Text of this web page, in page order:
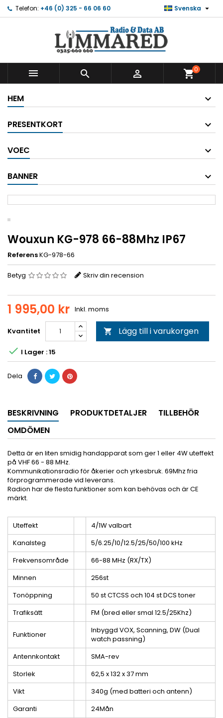
Telefon: +46 (0) 325 - 66 06 60 Svenska 
   shopping_cart0
HEM
PRESENTKORT
VOEC
BANNER
Wouxun KG-978 66-88Mhz IP67
ReferensKG-978-66
Betyg Skriv din recension
1 995,00 kr Inkl. moms
Kvantitet  Lägg till i varukorgen
 I Lager : 15
Dela
BESKRIVNING PRODUKTDETALJER
TILLBEHÖR
OMDÖMEN
Detta är en liten smidig handapparat som ger 1 eller 4W uteffekt
på VHF 66 - 88 MHz.
Kommunikationsradio för åkerier och yrkesbruk. 69Mhz fria
förprogrammerade vid leverans.
Radion har de flesta funktioner som kan behövas och är CE
märkt.
Uteffekt
4/1W valbart
Kanalsteg
5/6.25/10/12.5/25/50/100 kHz
Frekvensområde
66-88 MHz (RX/TX)
Minnen
256st
Tonöppning
50 st CTCSS och 104 st DCS toner
Trafiksätt
FM (bred eller smal 12.5/25Khz)
Funktioner
Inbyggd VOX, Scanning, DW (Dual
watch passning)
Antennkontakt
SMA-rev
Storlek
62,5 x 132 x 37 mm
Vikt
340g (med batteri och antenn)
Garanti
24Mån